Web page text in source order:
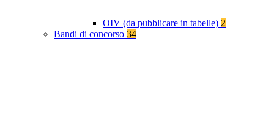
OIV (da pubblicare in tabelle) 2
Bandi di concorso 34